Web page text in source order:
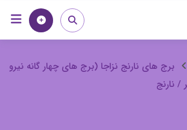
خانه
برج های نارنج نزاجا (برج های چهار گانه نیرو
/ نارنج